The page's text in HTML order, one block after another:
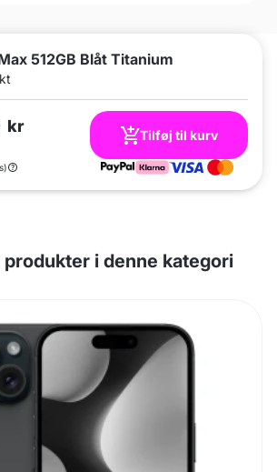
512GB Blåt Titanium
kr Tilføj til kurv
i denne kategori